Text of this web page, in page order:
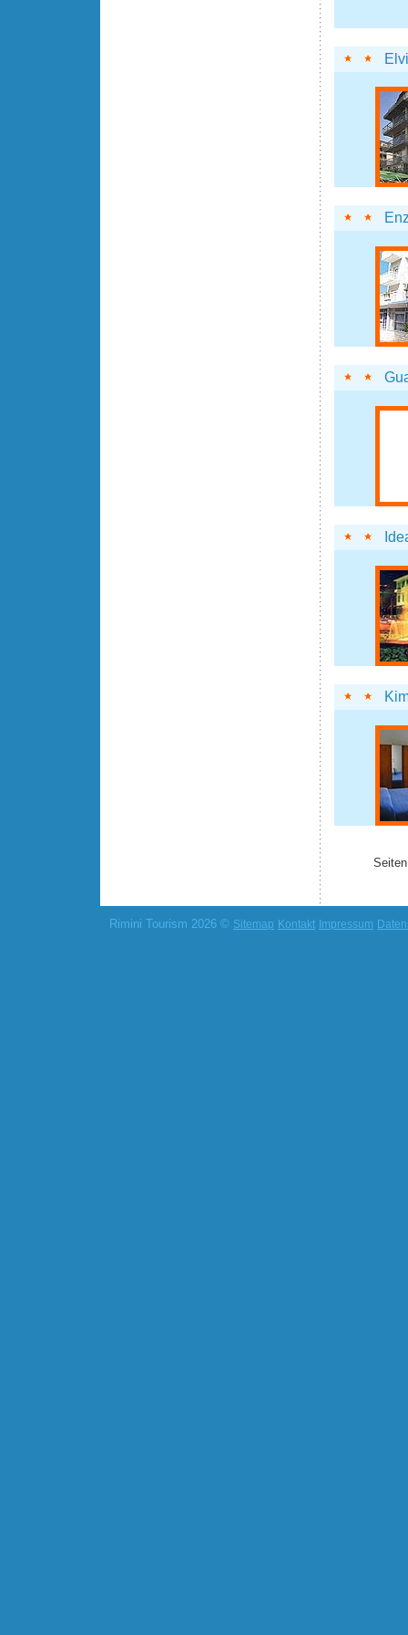
Rimini Tourism 2026 © Sitemap Kontakt Impressum